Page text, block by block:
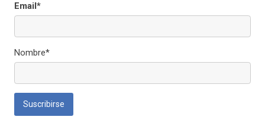
Email*
Nombre*